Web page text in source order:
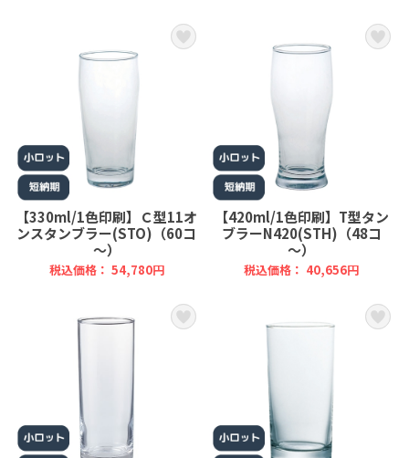
【330ml/1色印刷】Ｃ型11オ
ンスタンブラー(STO)（60コ
～）
税込価格： 54,780円
【420ml/1色印刷】T型タン
ブラーN420(STH)（48コ
～）
税込価格： 40,656円